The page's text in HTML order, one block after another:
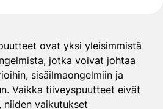
ovat yksi yleisimmistä
jotka voivat johtaa
sisäilmaongelmiin ja
Vaikka tiiveyspuutteet eivät
niiden vaikutukset